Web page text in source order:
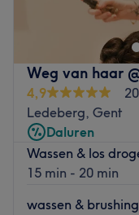
Weg van haar
4,9
Ledeberg, Gent
Daluren
Wassen & los
15 min - 20 min
wassen & brushing